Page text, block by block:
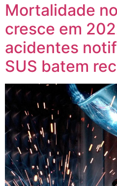
Mortalidade
cresce em
acidentes
SUS batem